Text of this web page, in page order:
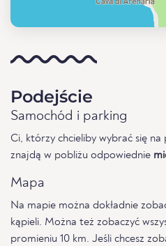
Podejście
Samochód i parking
Ci, którzy chcieliby wybrać się na
znajdą w pobliżu odpowiednie
Mapa
Na mapie można dokładnie
kąpieli. Można też zobaczyć
promieniu 10 km. Jeśli chcesz